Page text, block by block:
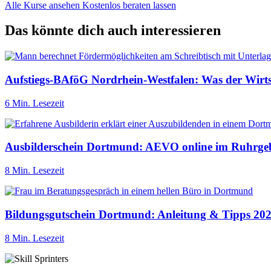
Alle Kurse ansehen Kostenlos beraten lassen
Das könnte dich auch interessieren
Aufstiegs-BAföG Nordrhein-Westfalen: Was der
6 Min. Lesezeit
Ausbilderschein Dortmund: AEVO online im
8 Min. Lesezeit
Bildungsgutschein Dortmund: Anleitung & Tipps
8 Min. Lesezeit